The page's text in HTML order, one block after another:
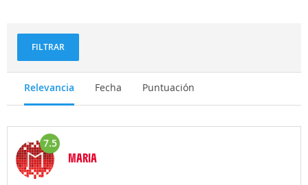
FILTRAR
Relevancia Fecha Puntuación
7.5
MARIA